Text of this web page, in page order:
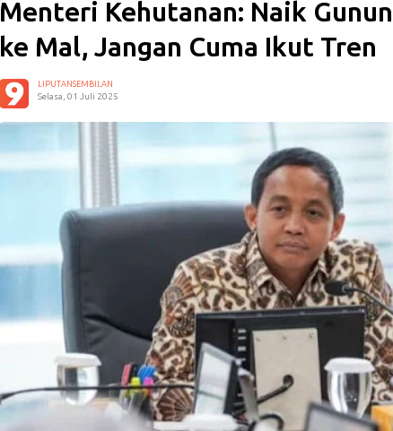
Menteri Kehutanan: Naik
ke Mal, Jangan Cuma Ikut Tren
LIPUTANSEMBILAN
Selasa, 01 Juli 2025